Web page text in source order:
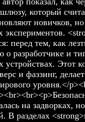
который
новичков,
экспериментов.
перед тем, как
разработчике и
устройствах. Этот
и фаззинг,
уровня.</
на задворках,
В разделах